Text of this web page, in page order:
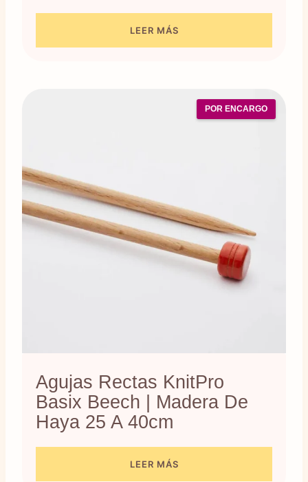
LEER MÁS
POR ENCARGO
Agujas Rectas KnitPro
Basix Beech | Madera De
Haya 25 A 40cm
LEER MÁS